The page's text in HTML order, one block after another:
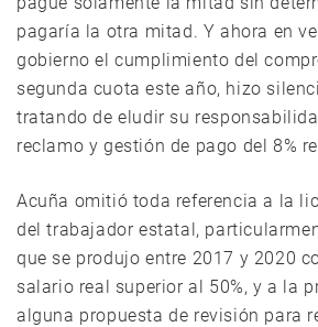
pagaría la otra mitad. Y ahora en
gobierno el cumplimiento del
segunda cuota este año, hizo
tratando de eludir su
reclamo y gestión de pago del 8%
Acuña omitió toda referencia a la
del trabajador estatal,
que se produjo entre 2017 y 2020
salario real superior al 50%, y a la
alguna propuesta de revisión para